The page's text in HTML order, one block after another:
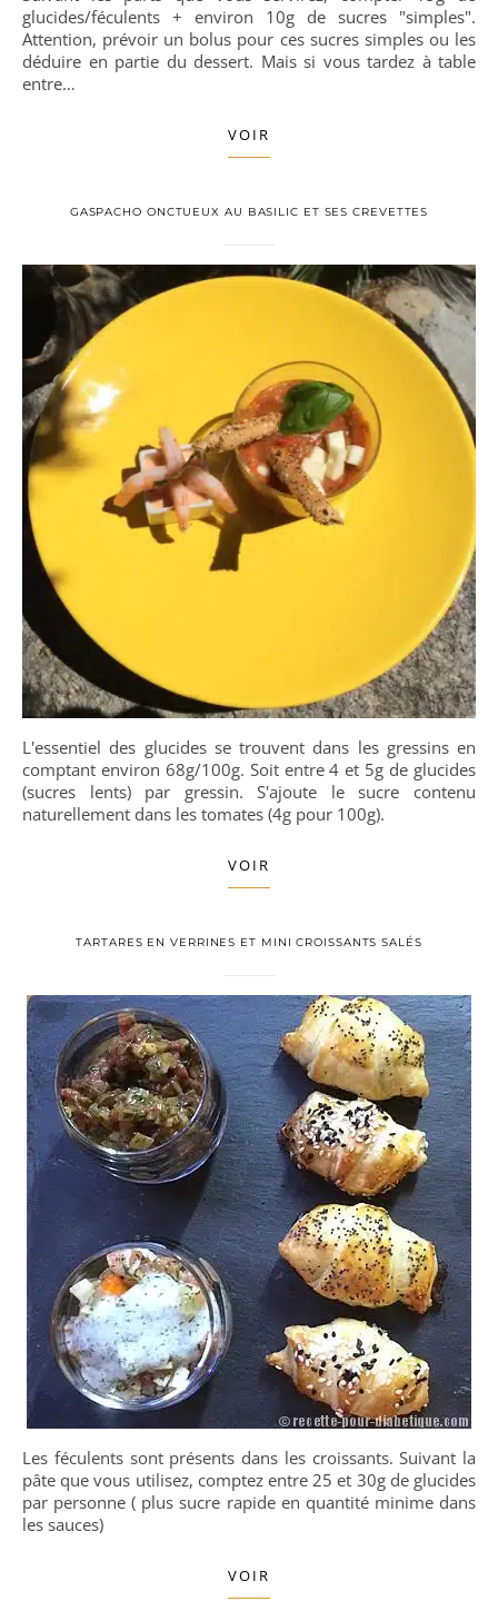
glucides/féculents + environ 10g de sucres "simples".
Attention, prévoir un bolus pour ces sucres simples ou les
déduire en partie du dessert. Mais si vous tardez à table
entre…
VOIR
GASPACHO ONCTUEUX AU BASILIC ET SES CREVETTES
L'essentiel des glucides se trouvent dans les gressins en
comptant environ 68g/100g. Soit entre 4 et 5g de glucides
(sucres lents) par gressin. S'ajoute le sucre contenu
naturellement dans les tomates (4g pour 100g).
VOIR
TARTARES EN VERRINES ET MINI CROISSANTS SALÉS
Les féculents sont présents dans les croissants. Suivant la
pâte que vous utilisez, comptez entre 25 et 30g de glucides
par personne ( plus sucre rapide en quantité minime dans
les sauces)
VOIR